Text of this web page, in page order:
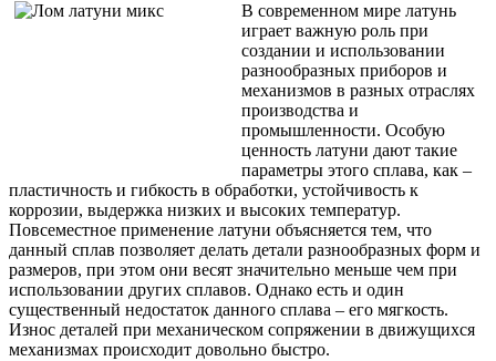
В современном мире латунь
играет важную роль при
создании и использовании
разнообразных приборов и
механизмов в разных отраслях
производства и
промышленности. Особую
ценность латуни дают такие
параметры этого сплава, как –
пластичность и гибкость в обработки, устойчивость к
коррозии, выдержка низких и высоких температур.
Повсеместное применение латуни объясняется тем, что
данный сплав позволяет делать детали разнообразных форм и
размеров, при этом они весят значительно меньше чем при
использовании других сплавов. Однако есть и один
существенный недостаток данного сплава – его мягкость.
Износ деталей при механическом сопряжении в движущихся
механизмах происходит довольно быстро.